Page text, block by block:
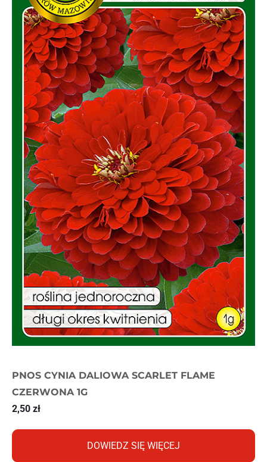
PNOS CYNIA DALIOWA SCARLET FLAME
CZERWONA 1G
2,50 zł
DOWIEDZ SIĘ WIĘCEJ